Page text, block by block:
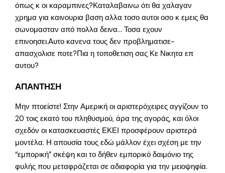
όπως κ οι καραμπινες?Καταλαβαινω ότι θα χαλαγαν
χρημα για καινουρια βαση αλλα τοσο αυτοι οσο κ εμεις θα
σωνομασταν από πολλα δεινα… Τοσα εχουν
επινοησει.Αυτο κανενα τους δεν προβληματισε-
απασχολισε ποτε?Πια η τοποθετιση σας Κε Νικητα επ
αυτου?
ΑΠΑΝΤΗΣΗ
Μην πτοείστε! Στην Αμερική οι αριστερόχειρες αγγίζουν το
20 τοις εκατό του πληθυσμού, άρα της αγοράς, και όλοι
σχεδόν οι κατασκευαστές ΕΚΕΙ προσφέρουν αριστερά
μοντέλα. Η απουσία τους εδώ μάλλον έχει σχέση με την
“εμπορική” σκέψη και το δήθεν εμπορικό δαιμόνιο της
φυλής που μεταφράζεται σε αδιαφορία για την μειοψηφία.